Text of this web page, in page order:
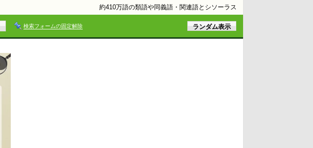
約410万語の類語や同義語・関連語とシソーラス
検索フォームの固定解除